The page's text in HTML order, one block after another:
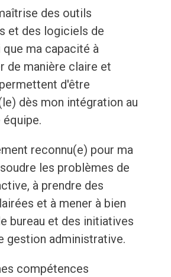
des outils
et des logiciels de
ma capacité à
de manière claire et
d'être
dès mon intégration au
reconnu(e) pour ma
les problèmes de
à prendre des
et à mener à bien
bureau et des initiatives
gestion administrative.
compétences